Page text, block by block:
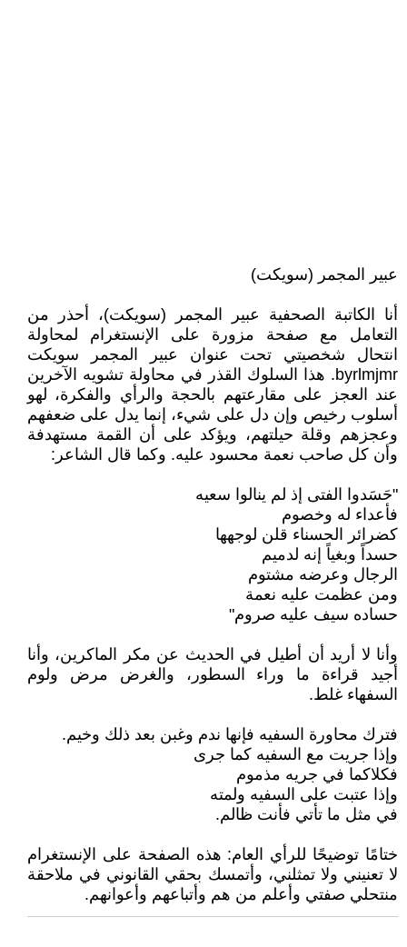
عبير المجمر (سويكت)
أنا الكاتبة الصحفية عبير المجمر (سويكت)، أحذر من
التعامل مع صفحة مزورة على الإنستغرام لمحاولة
انتحال شخصيتي تحت عنوان عبير المجمر سويكت
byrlmjmr. هذا السلوك القذر في محاولة تشويه الآخرين
عند العجز على مقارعتهم بالحجة والرأي والفكرة، لهو
أسلوب رخيص وإن دل على شيء، إنما يدل على ضعفهم
وعجزهم وقلة حيلتهم، ويؤكد على أن القمة مستهدفة
وأن كل صاحب نعمة محسود عليه. وكما قال الشاعر:
"حَسَدوا الفتى إذ لم ينالوا سعيه
فأعداء له وخصوم
كضرائر الحسناء قلن لوجهها
حسداً وبغياً إنه لدميم
الرجال وعرضه مشتوم
ومن عظمت عليه نعمة
حساده سيف عليه صروم"
وأنا لا أريد أن أطيل في الحديث عن مكر الماكرين، وأنا
أجيد قراءة ما وراء السطور، والغرض مرض ولوم
السفهاء غلط.
فترك محاورة السفيه فإنها ندم وغبن بعد ذلك وخيم.
وإذا جريت مع السفيه كما جرى
فكلاكما في جريه مذموم
وإذا عتبت على السفيه ولمته
في مثل ما تأتي فأنت ظالم.
ختامًا توضيحًا للرأي العام: هذه الصفحة على الإنستغرام
لا تعنيني ولا تمثلني، وأتمسك بحقي القانوني في ملاحقة
منتحلي صفتي وأعلم من هم وأتباعهم وأعوانهم.